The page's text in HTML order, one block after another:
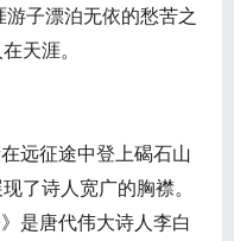
子漂泊无依的愁苦之
天涯。
远征途中登上碣石山
了诗人宽广的胸襟。
是唐代伟大诗人李白